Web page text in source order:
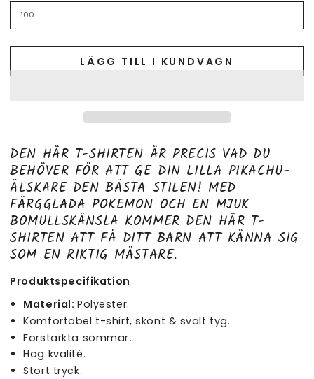
LÄGG TILL I KUNDVAGN
DEN HÄR T-SHIRTEN ÄR PRECIS VAD DU
BEHÖVER FÖR ATT GE DIN LILLA PIKACHU-
ÄLSKARE DEN BÄSTA STILEN! MED
FÄRGGLADA POKEMON OCH EN MJUK
BOMULLSKÄNSLA KOMMER DEN HÄR T-
SHIRTEN ATT FÅ DITT BARN ATT KÄNNA SIG
SOM EN RIKTIG MÄSTARE.
Produktspecifikation
Material: Polyester.
Komfortabel t-shirt, skönt & svalt tyg.
Förstärkta sömmar.
Hög kvalité.
Stort tryck.